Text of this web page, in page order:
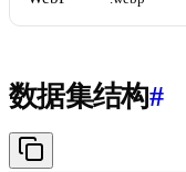
数据集结构#